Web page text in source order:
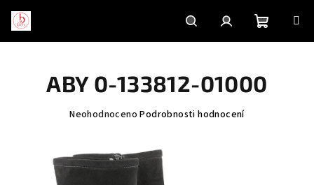
obsah
HledatPřihlášeníNákupní
košík
ABY 0-133812-01000
Průměrné
je
0,0
Neohodnoceno Podrobnosti hodnocení